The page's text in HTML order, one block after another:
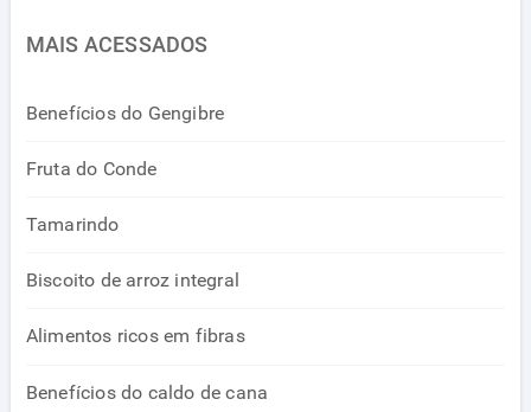
MAIS ACESSADOS
Benefícios do Gengibre
Fruta do Conde
Tamarindo
Biscoito de arroz integral
Alimentos ricos em fibras
Benefícios do caldo de cana